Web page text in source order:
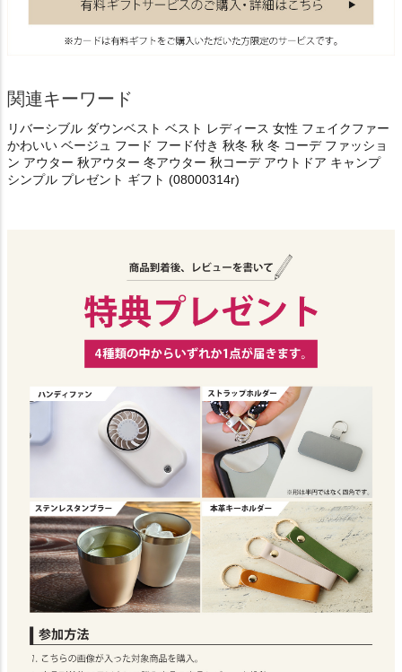
関連キーワード
リバーシブル ダウンベスト ベスト レディース 女性 フェイクファー
かわいい ベージュ フード フード付き 秋冬 秋 冬 コーデ ファッショ
ン アウター 秋アウター 冬アウター 秋コーデ アウトドア キャンプ
シンプル プレゼント ギフト (08000314r)